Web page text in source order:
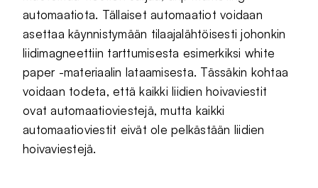
automaatiota. Tällaiset automaatiot voidaan
asettaa käynnistymään tilaajalähtöisesti johonkin
liidimagneettiin tarttumisesta esimerkiksi white
paper -materiaalin lataamisesta. Tässäkin kohtaa
voidaan todeta, että kaikki liidien hoivaviestit
ovat automaatioviestejä, mutta kaikki
automaatioviestit eivät ole pelkästään liidien
hoivaviestejä.